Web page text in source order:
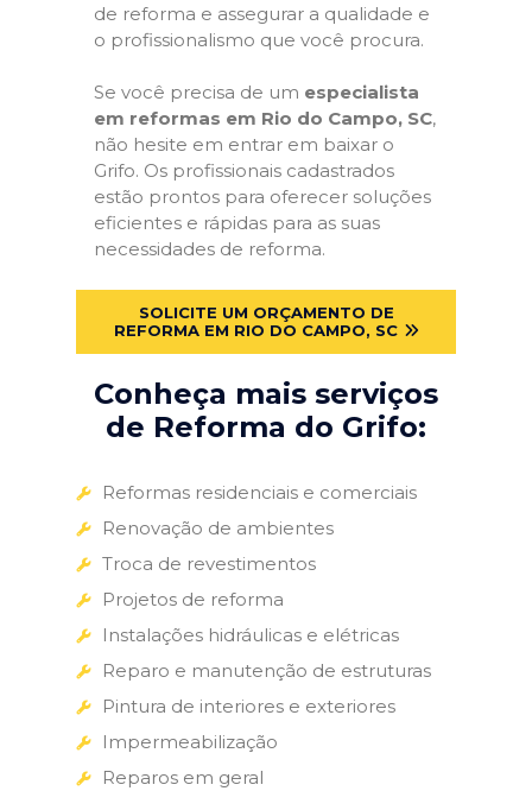
de reforma e assegurar a qualidade e
o profissionalismo que você procura.
Se você precisa de um especialista
em reformas em Rio do Campo, SC,
não hesite em entrar em baixar o
Grifo. Os profissionais cadastrados
estão prontos para oferecer soluções
eficientes e rápidas para as suas
necessidades de reforma.
SOLICITE UM ORÇAMENTO DE
REFORMA EM RIO DO CAMPO, SC
Conheça mais serviços
de Reforma do Grifo:
Reformas residenciais e comerciais
Renovação de ambientes
Troca de revestimentos
Projetos de reforma
Instalações hidráulicas e elétricas
Reparo e manutenção de estruturas
Pintura de interiores e exteriores
Impermeabilização
Reparos em geral